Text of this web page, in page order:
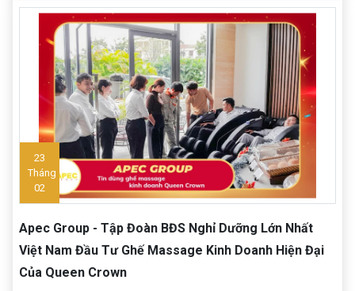
23
Tháng
02
Apec Group - Tập Đoàn BĐS Nghỉ Dưỡng Lớn Nhất
Việt Nam Đầu Tư Ghế Massage Kinh Doanh Hiện Đại
Của Queen Crown